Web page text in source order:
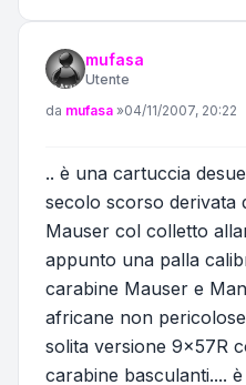
mufasa
Utente
Messaggio
da mufasa »04/11/2007, 20:22
.. è una cartuccia
secolo scorso derivata
Mauser col colletto
appunto una palla
carabine Mauser e
africane non
solita versione 9x57R
carabine basculanti....